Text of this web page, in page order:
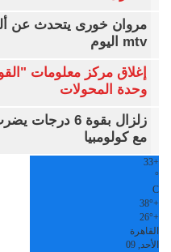
مروان خورى يتحدث عن
mtv اليوم
إغلاق مركز معلومات
وحدة المحولات
زلزال بقوة 6
مع كولومبيا
+
33
°
C
+
38°
+
26°
القاهرة
الأحد, 09